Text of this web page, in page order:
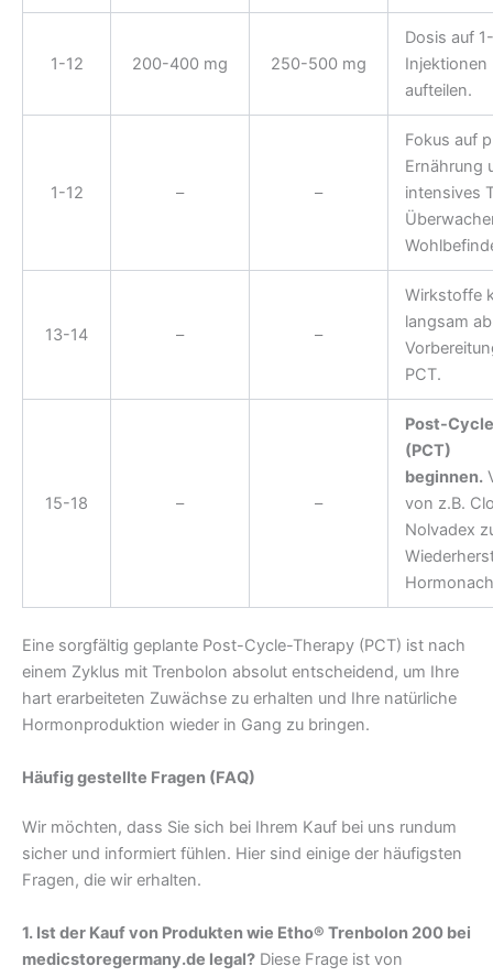
1-12 200-400 mg 250-500 mg
Dosis auf
Injektionen
aufteilen.
1-12 – –
Fokus auf
Ernährung
intensives
13-14 – –
Wirkstoffe
langsam
PCT.
15-18 – –
Post-
(PCT)
beginnen.
von z.B.
Nolvadex
Eine sorgfältig geplante Post-Cycle-Therapy (PCT) ist nach
einem Zyklus mit Trenbolon absolut entscheidend, um Ihre
hart erarbeiteten Zuwächse zu erhalten und Ihre natürliche
Hormonproduktion wieder in Gang zu bringen.
Häufig gestellte Fragen (FAQ)
Wir möchten, dass Sie sich bei Ihrem Kauf bei uns rundum
sicher und informiert fühlen. Hier sind einige der häufigsten
Fragen, die wir erhalten.
1. Ist der Kauf von Produkten wie Etho® Trenbolon 200 bei
medicstoregermany.de legal? Diese Frage ist von